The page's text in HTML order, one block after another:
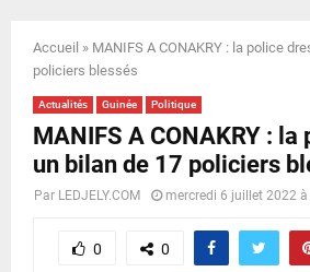
N
U
Accueil » MANIFS A CONAKRY : la police
policiers blessés
Actualités Guinée Politique
MANIFS A CONAKRY :
un bilan de 17 policiers
Par LEDJELY.COM mercredi 6 juillet 2022
0 0